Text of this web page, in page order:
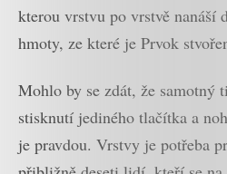
kterou vrstvu po vrstvě nanáší
hmoty, ze které je Prvok
Mohlo by se zdát, že samotný
stisknutí jediného tlačítka a
je pravdou. Vrstvy je potřeba